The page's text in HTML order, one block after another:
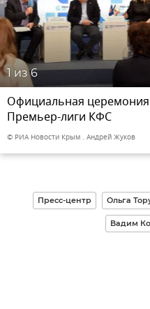
1 из 6
Официальная
Премьер-лиги КФС
© РИА Новости Крым . Андрей Жуков
Пресс-центр Ольга
Вадим